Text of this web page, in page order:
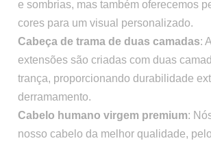
e sombrias, mas também oferecemos
cores para um visual personalizado.
Cabeça de trama de duas camadas:
extensões são criadas com duas
trança, proporcionando durabilidade
derramamento.
Cabelo humano virgem premium:
nosso cabelo da melhor qualidade,